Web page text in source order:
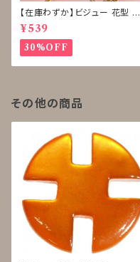
【在庫わずか】ビジュー 花型 ボ
タン 再販なし
¥539
30%OFF
その他の商品